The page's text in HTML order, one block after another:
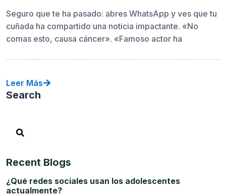
Seguro que te ha pasado: abres WhatsApp y ves que tu
cuñada ha compartido una noticia impactante. «No
comas esto, causa cáncer». «Famoso actor ha
Leer Más
Search
Recent Blogs
¿Qué redes sociales usan los adolescentes
actualmente?